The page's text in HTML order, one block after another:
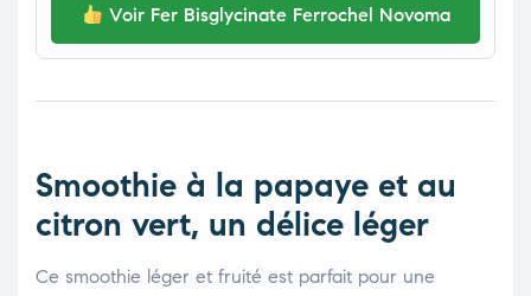
Voir Fer Bisglycinate Ferrochel Novoma
Smoothie à la papaye et au
citron vert, un délice léger
Ce smoothie léger et fruité est parfait pour une